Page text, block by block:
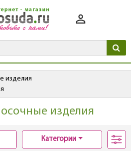
изделия
изделия
Категории